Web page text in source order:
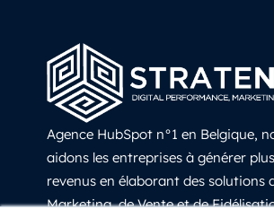
Agence HubSpot n°1 en Belgique,
aidons les entreprises à générer
revenus en élaborant des solutions
Marketing, de Vente et de